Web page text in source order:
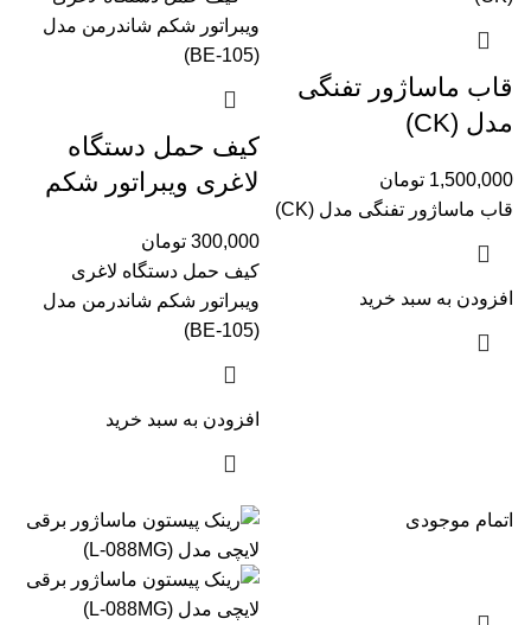
قاب ماساژور تفنگی
مدل (CK)
1,500,000 تومان
قاب ماساژور تفنگی مدل (CK)
افزودن به سبد خرید
کیف حمل دستگاه
لاغری ویبراتور شکم
105)
300,000 تومان
کیف حمل دستگاه لاغری
ویبراتور شکم شاندرمن مدل
(BE-105)
افزودن به سبد خرید
اتمام موجودی